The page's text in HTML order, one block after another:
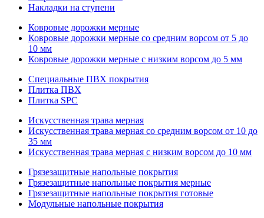
Накладки на ступени
Ковровые дорожки мерные
Ковровые дорожки мерные со средним ворсом от 5 до
10 мм
Ковровые дорожки мерные с низким ворсом до 5 мм
Специальные ПВХ покрытия
Плитка ПВХ
Плитка SPC
Искуccтвенная трава мерная
Искусственная трава мерная со средним ворсом от 10 до
35 мм
Искусственная трава мерная с низким ворсом до 10 мм
Грязезащитные напольные покрытия
Грязезащитные напольные покрытия мерные
Грязезащитные напольные покрытия готовые
Модульные напольные покрытия